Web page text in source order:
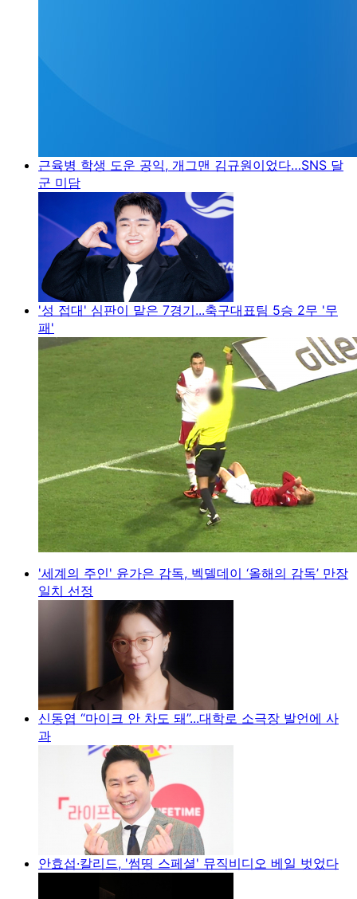
근육병 학생 도운 공익, 개그맨 김규원이었다…SNS 달
군 미담
'성 접대' 심판이 맡은 7경기...축구대표팀 5승 2무 '무
패'
'세계의 주인' 윤가은 감독, 벡델데이 ‘올해의 감독’ 만장
일치 선정
신동엽 “마이크 안 차도 돼”...대학로 소극장 발언에 사
과
안효섭·칼리드, '썸띵 스페셜' 뮤직비디오 베일 벗었다